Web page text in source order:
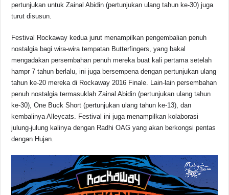
pertunjukan untuk Zainal Abidin (pertunjukan ulang tahun ke-30) juga
turut disusun.
Festival Rockaway kedua jurut menampilkan pengembalian penuh
nostalgia bagi wira-wira tempatan Butterfingers, yang bakal
mengadakan persembahan penuh mereka buat kali pertama setelah
hampr 7 tahun berlalu, ini juga bersempena dengan pertunjukan ulang
tahun ke-20 mereka di Rockaway 2016 Finale. Lain-lain persembahan
penuh nostalgia termasuklah Zainal Abidin (pertunjukan ulang tahun
ke-30), One Buck Short (pertunjukan ulang tahun ke-13), dan
kembalinya Alleycats. Festival ini juga menampilkan kolaborasi
julung-julung kalinya dengan Radhi OAG yang akan berkongsi pentas
dengan Hujan.